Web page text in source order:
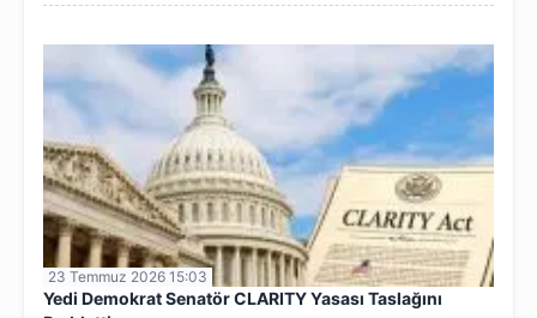
23 Temmuz 2026 15:03
Yedi Demokrat Senatör CLARITY Yasası Taslağını